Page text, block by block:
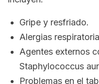
Gripe y resfriado.
Alergias
Agentes externos
Staphylococcus
Problemas en el